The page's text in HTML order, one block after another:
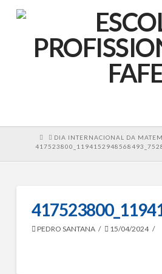
HOMEDIA INTERNACIONAL DA
PEDRO SANTANA 15/04/2024